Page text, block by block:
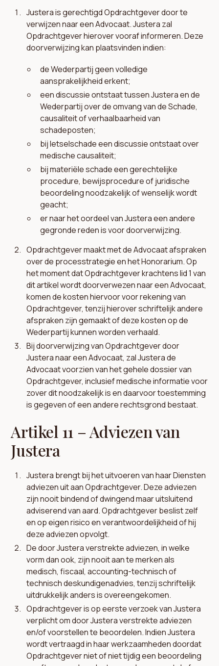
Justera is gerechtigd Opdrachtgever door te
verwijzen naar een Advocaat. Justera zal
Opdrachtgever hierover vooraf informeren. Deze
doorverwijzing kan plaatsvinden indien:
de Wederpartij geen volledige
aansprakelijkheid erkent;
een discussie ontstaat tussen Justera en de
Wederpartij over de omvang van de Schade,
causaliteit of verhaalbaarheid van
schadeposten;
bij letselschade een discussie ontstaat over
medische causaliteit;
bij materiële schade een gerechtelijke
procedure, bewijsprocedure of juridische
beoordeling noodzakelijk of wenselijk wordt
geacht;
er naar het oordeel van Justera een andere
gegronde reden is voor doorverwijzing.
Opdrachtgever maakt met de Advocaat afspraken
over de processtrategie en het Honorarium. Op
het moment dat Opdrachtgever krachtens lid 1 van
dit artikel wordt doorverwezen naar een Advocaat,
komen de kosten hiervoor voor rekening van
Opdrachtgever, tenzij hierover schriftelijk andere
afspraken zijn gemaakt of deze kosten op de
Wederpartij kunnen worden verhaald.
Bij doorverwijzing van Opdrachtgever door
Justera naar een Advocaat, zal Justera de
Advocaat voorzien van het gehele dossier van
Opdrachtgever, inclusief medische informatie voor
zover dit noodzakelijk is en daarvoor toestemming
is gegeven of een andere rechtsgrond bestaat.
Artikel 11 – Adviezen van
Justera
Justera brengt bij het uitvoeren van haar Diensten
adviezen uit aan Opdrachtgever. Deze adviezen
zijn nooit bindend of dwingend maar uitsluitend
adviserend van aard. Opdrachtgever beslist zelf
en op eigen risico en verantwoordelijkheid of hij
deze adviezen opvolgt.
De door Justera verstrekte adviezen, in welke
vorm dan ook, zijn nooit aan te merken als
medisch, fiscaal, accounting-technisch of
technisch deskundigenadvies, tenzij schriftelijk
uitdrukkelijk anders is overeengekomen.
Opdrachtgever is op eerste verzoek van Justera
verplicht om door Justera verstrekte adviezen
en/of voorstellen te beoordelen. Indien Justera
wordt vertraagd in haar werkzaamheden doordat
Opdrachtgever niet of niet tijdig een beoordeling